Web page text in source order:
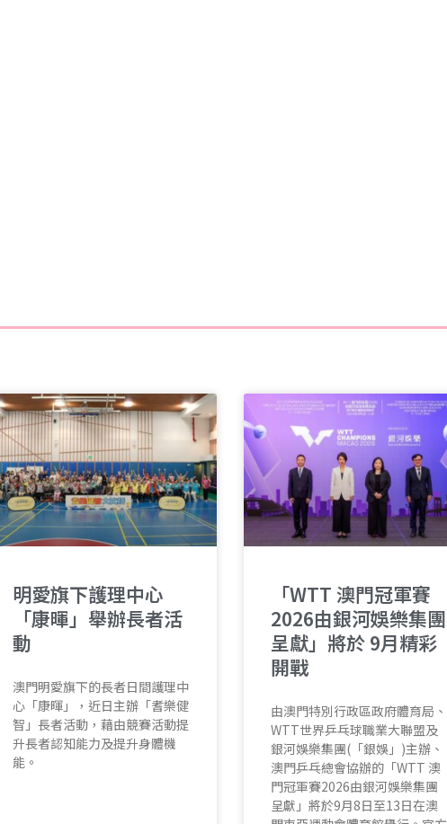
明愛旗下護理中心
「康暉」舉辦長者活
動
澳門明愛旗下的長者日間護理中
心「康暉」，近日主辦「耆樂健
智」長者活動，藉由競賽活動提
升長者認知能力及提升身體機
能。
「WTT 澳門冠軍賽
2026由銀河娛樂集團
呈獻」將於 9月精彩
開戰
由澳門特別行政區政府體育局、
WTT世界乒乓球職業大聯盟及
銀河娛樂集團(「銀娛」)主辦、
澳門乒乓總會協辦的「WTT 澳
門冠軍賽2026由銀河娛樂集團
呈獻」將於9月8日至13日在澳